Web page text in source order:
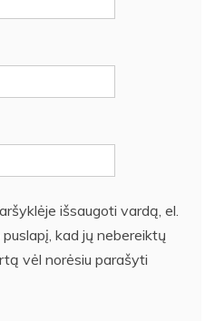
išsaugoti vardą, el.
kad jų nebereiktų
vėl norėsiu parašyti